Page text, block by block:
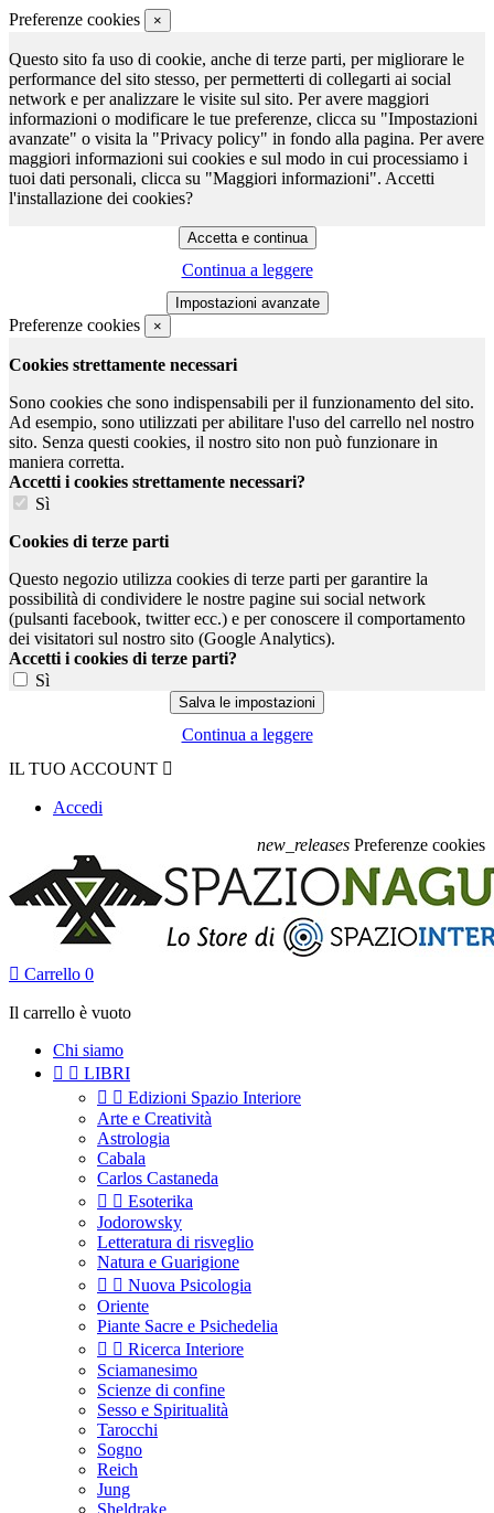
Preferenze cookies ×
Questo sito fa uso di cookie, anche di terze parti, per migliorare le
performance del sito stesso, per permetterti di collegarti ai social
network e per analizzare le visite sul sito. Per avere maggiori
informazioni o modificare le tue preferenze, clicca su "Impostazioni
avanzate" o visita la "Privacy policy" in fondo alla pagina. Per avere
maggiori informazioni sui cookies e sul modo in cui processiamo i
tuoi dati personali, clicca su "Maggiori informazioni". Accetti
l'installazione dei cookies?
Continua a leggere
Preferenze cookies ×
Cookies strettamente necessari
Sono cookies che sono indispensabili per il funzionamento del sito.
Ad esempio, sono utilizzati per abilitare l'uso del carrello nel nostro
sito. Senza questi cookies, il nostro sito non può funzionare in
maniera corretta.
Accetti i cookies strettamente necessari?
Sì
Cookies di terze parti
Questo negozio utilizza cookies di terze parti per garantire la
possibilità di condividere le nostre pagine sui social network
(pulsanti facebook, twitter ecc.) e per conoscere il comportamento
dei visitatori sul nostro sito (Google Analytics).
Accetti i cookies di terze parti?
Sì
Continua a leggere
IL TUO ACCOUNT 
Accedi
new_releases Preferenze cookies
 Carrello 0
Il carrello è vuoto
Chi siamo
  LIBRI
  Edizioni Spazio Interiore
Arte e Creatività
Astrologia
Cabala
Carlos Castaneda
  Esoterika
Jodorowsky
Letteratura di risveglio
Natura e Guarigione
  Nuova Psicologia
Oriente
Piante Sacre e Psichedelia
  Ricerca Interiore
Sciamanesimo
Scienze di confine
Sesso e Spiritualità
Tarocchi
Sogno
Reich
Jung
Sheldrake